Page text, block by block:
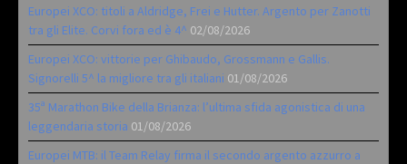
Europei XCO: titoli a Aldridge, Frei e Hutter. Argento per Zanotti
tra gli Elite. Corvi fora ed è 4^ 02/08/2026
Europei XCO: vittorie per Ghibaudo, Grossmann e Gallis.
Signorelli 5^ la migliore tra gli italiani 01/08/2026
35ª Marathon Bike della Brianza: l’ultima sfida agonistica di una
leggendaria storia 01/08/2026
Europei MTB: il Team Relay firma il secondo argento azzurro a